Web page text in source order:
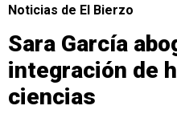
Noticias de El Bierzo
Sara García
integración de
ciencias